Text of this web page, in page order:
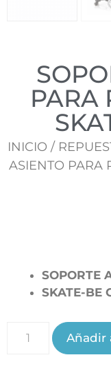
PARA
INICIO /
ASIENTO PARA
SOPORTE
SKATE-BE
Añadir